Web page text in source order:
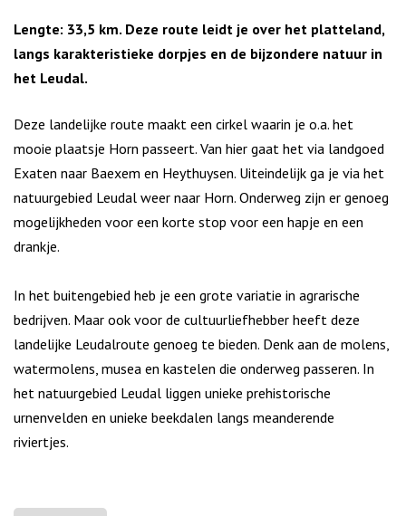
Lengte: 33,5 km. Deze route leidt je over het platteland,
langs karakteristieke dorpjes en de bijzondere natuur in
het Leudal.
Deze landelijke route maakt een cirkel waarin je o.a. het
mooie plaatsje Horn passeert. Van hier gaat het via landgoed
Exaten naar Baexem en Heythuysen. Uiteindelijk ga je via het
natuurgebied Leudal weer naar Horn. Onderweg zijn er genoeg
mogelijkheden voor een korte stop voor een hapje en een
drankje.
In het buitengebied heb je een grote variatie in agrarische
bedrijven. Maar ook voor de cultuurliefhebber heeft deze
landelijke Leudalroute genoeg te bieden. Denk aan de molens,
watermolens, musea en kastelen die onderweg passeren. In
het natuurgebied Leudal liggen unieke prehistorische
urnenvelden en unieke beekdalen langs meanderende
riviertjes.